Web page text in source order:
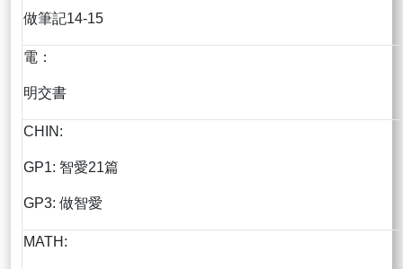
做筆記14-15
電：
明交書
CHIN:
GP1: 智愛21篇
GP3: 做智愛
MATH: